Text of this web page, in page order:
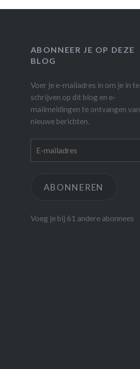
ABONNEER JE OP DEZE
BLOG
Voer je e-mailadres in om je in te
schrijven op dit blog en e-
mailmeldingen te ontvangen van
nieuwe berichten.
ABONNEREN
Voeg je bij 61 andere abonnees